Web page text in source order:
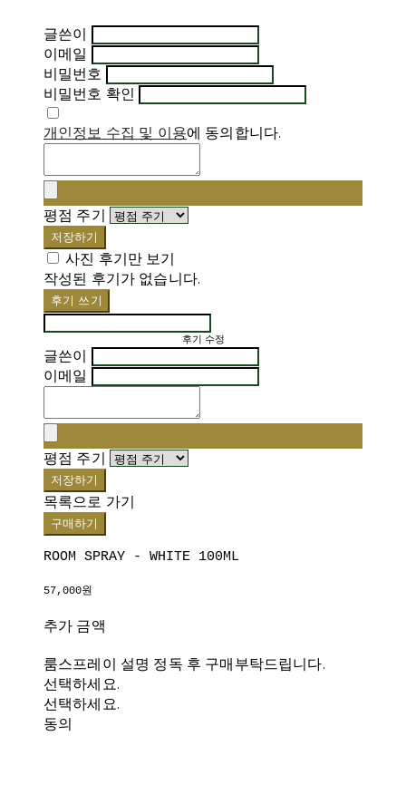
글쓴이
이메일
비밀번호
비밀번호 확인
개인정보 수집 및 이용에 동의합니다.
평점 주기
저장하기
사진 후기만 보기
작성된 후기가 없습니다.
후기 쓰기
후기 수정
글쓴이
이메일
평점 주기
저장하기
목록으로 가기
구매하기
ROOM SPRAY - WHITE 100ML
57,000원
추가 금액
룸스프레이 설명 정독 후 구매부탁드립니다.
선택하세요.
선택하세요.
동의